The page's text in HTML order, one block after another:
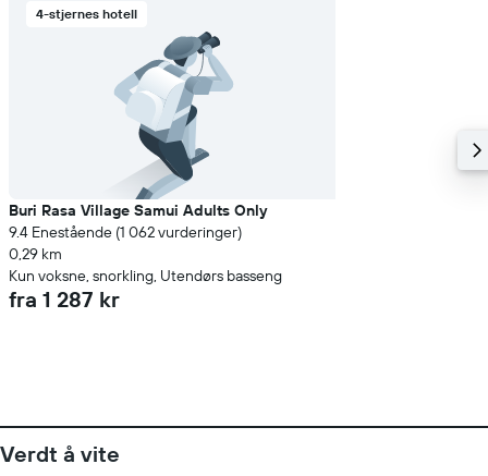
4-stjernes hotell
Buri Rasa Village Samui Adults Only
9.4 Enestående (1 062 vurderinger)
0,29 km
Kun voksne, snorkling, Utendørs basseng
fra 1 287 kr
Verdt å vite